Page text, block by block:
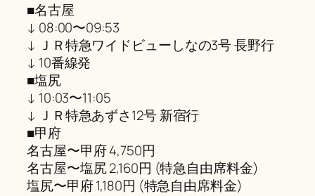
■名古屋
↓ 08:00〜09:53
↓ ＪＲ特急ワイドビューしなの3号 長野行
↓ 10番線発
■塩尻
↓ 10:03〜11:05
↓ ＪＲ特急あずさ12号 新宿行
■甲府
名古屋〜甲府 4,750円
名古屋〜塩尻 2,160円 (特急自由席料金)
塩尻〜甲府 1,180円 (特急自由席料金)